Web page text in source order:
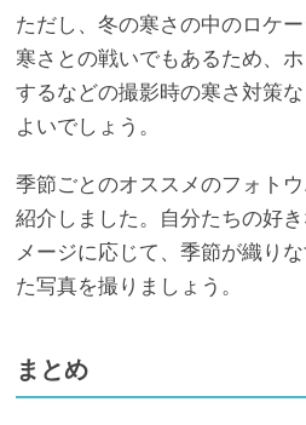
ただし、冬の寒さの中のロケ
寒さとの戦いでもあるため、
するなどの撮影時の寒さ対策
よいでしょう。
季節ごとのオススメのフォト
紹介しました。自分たちの好
メージに応じて、季節が織り
た写真を撮りましょう。
まとめ